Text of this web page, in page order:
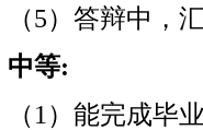
（5）答辩中，
中等:
（1）能完成毕